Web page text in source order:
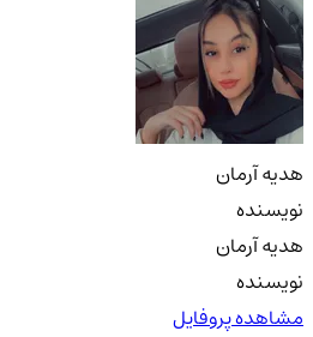
هدیه آرمان
نویسنده
هدیه آرمان
نویسنده
مشاهده پروفایل